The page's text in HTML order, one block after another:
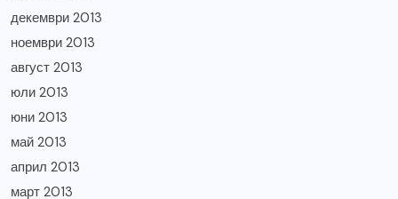
декември 2013
ноември 2013
август 2013
юли 2013
юни 2013
май 2013
април 2013
март 2013